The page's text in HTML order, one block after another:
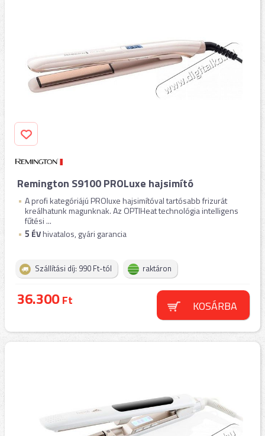
Remington S9100 PROLuxe hajsimító
A profi kategóriájú PROluxe hajsimítóval tartósabb frizurát
kreálhatunk magunknak. Az OPTIHeat technológia intelligens
fűtési ...
5 ÉVhivatalos, gyári garancia
Szállítási díj: 990 Ft-tól raktáron
36.300Ft KOSÁRBA